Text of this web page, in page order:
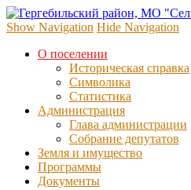
официальный сайт администрации
Show Navigation Hide Navigation
О поселении
Историческая справка
Символика
Статистика
Администрация
Глава администрации
Собрание депутатов
Земля и имущество
Программы
Документы